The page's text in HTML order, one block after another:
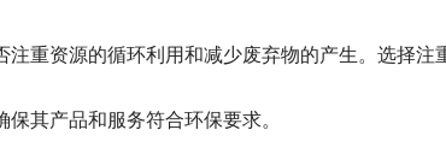
重资源的循环利用和减少废弃物的产生。选择注
其产品和服务符合环保要求。